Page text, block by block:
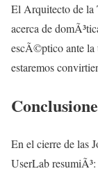
El Arquitecto de la
acerca de
escÃ©ptico ante
estaremos
En el cierre de las
UserLab resumiÃ³: